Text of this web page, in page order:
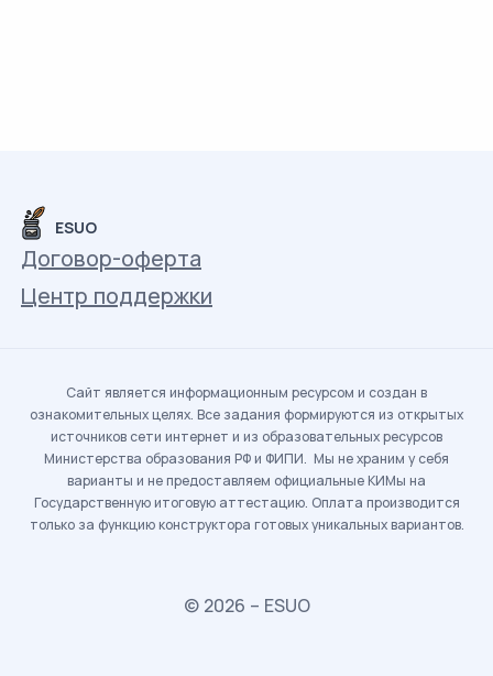
ESUO
Договор-оферта
Центр поддержки
Сайт является информационным ресурсом и создан в
ознакомительных целях. Все задания формируются из открытых
источников сети интернет и из образовательных ресурсов
Министерства образования РФ и ФИПИ. Мы не храним у себя
варианты и не предоставляем официальные КИМы на
Государственную итоговую аттестацию. Оплата производится
только за функцию конструктора готовых уникальных вариантов.
© 2026 – ESUO